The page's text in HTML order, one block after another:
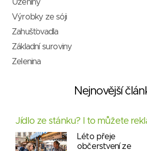
Uzeniny
Výrobky ze sóji
Zahušťovadla
Základní suroviny
Zelenina
Nejnovější
Jídlo ze stánku? I to můžete
Léto přeje
občerstvení ze